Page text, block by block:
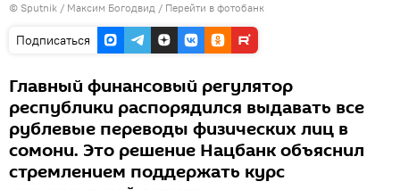
© Sputnik / Максим Богодвид / Перейти в фотобанк
Подписаться
Главный финансовый регулятор
республики распорядился выдавать все
рублевые переводы физических лиц в
сомони. Это решение Нацбанк объяснил
стремлением поддержать курс